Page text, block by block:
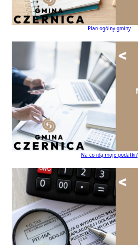
Plan ogólny gminy
Na co idą moje podatki?